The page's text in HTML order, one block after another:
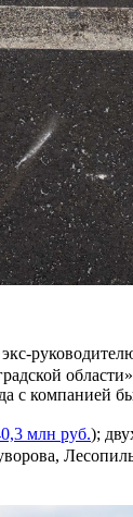
области»
компанией
млн руб.);